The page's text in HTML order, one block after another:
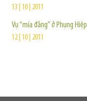
13 | 10 | 2011
Vụ “mía đắng” ở Phụng Hiệp
12 | 10 | 2011